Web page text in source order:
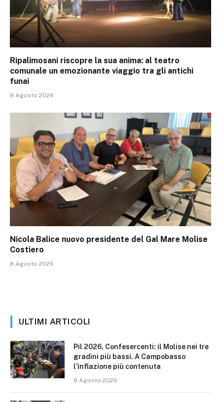
Ripalimosani riscopre la sua anima: al teatro
comunale un emozionante viaggio tra gli antichi
funai
8 Agosto 2026
Nicola Balice nuovo presidente del Gal Mare Molise
Costiero
8 Agosto 2026
ULTIMI ARTICOLI
Pil 2026, Confesercenti: il Molise nei tre
gradini più bassi. A Campobasso
l’inflazione più contenuta
8 Agosto 2026